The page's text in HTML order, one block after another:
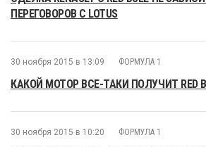
ПЕРЕГОВОРОВ С LOTUS
30 ноября 2015 в 13:09 ФОРМУЛА 1
КАКОЙ МОТОР ВСЕ-ТАКИ ПОЛУЧИТ RED
30 ноября 2015 в 10:20 ФОРМУЛА 1